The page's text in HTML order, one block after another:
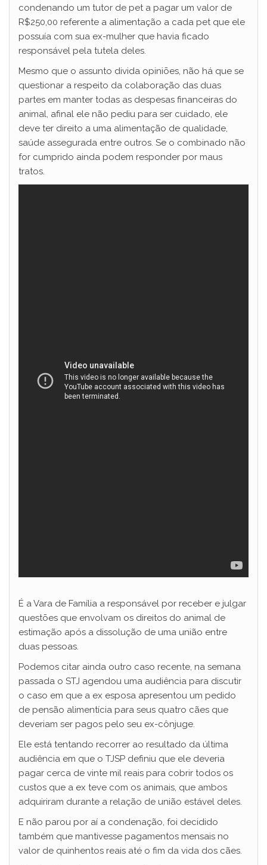
condenando um tutor de pet a pagar um valor de
R$250,00 referente a alimentação a cada pet que ele
possuía com sua ex-mulher que havia ficado
responsável pela tutela deles.
Mesmo que o assunto divida opiniões, não há que se
questionar a respeito da colaboração das duas
partes em manter todas as despesas financeiras do
animal, afinal ele não pediu para ser cuidado, ele
deve ter direito a uma alimentação de qualidade,
saúde assegurada entre outros. Se o combinado não
for cumprido ainda podem responder por maus
tratos.
É a Vara de Família a responsável por receber e julgar
questões que envolvam os direitos do animal de
estimação após a dissolução de uma união entre
duas pessoas.
Podemos citar ainda outro caso recente, na semana
passada o STJ agendou uma audiência para discutir
o caso em que a ex esposa apresentou um pedido
de pensão alimentícia para seus quatro cães que
deveriam ser pagos pelo seu ex-cônjuge.
Ele está tentando recorrer ao resultado da última
audiência em que o TJSP definiu que ele deveria
pagar cerca de vinte mil reais para cobrir todos os
custos que a ex teve com os animais, que ambos
adquiriram durante a relação de união estável deles.
E não parou por aí a condenação, foi decidido
também que mantivesse pagamentos mensais no
valor de quinhentos reais até o fim da vida dos cães.